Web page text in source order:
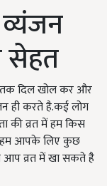
व्यंजन
सेहत
तक दिल खोल कर और
ही करते है.कई लोग
की व्रत में हम किस
हम आपके लिए कुछ
आप व्रत में खा सकते है